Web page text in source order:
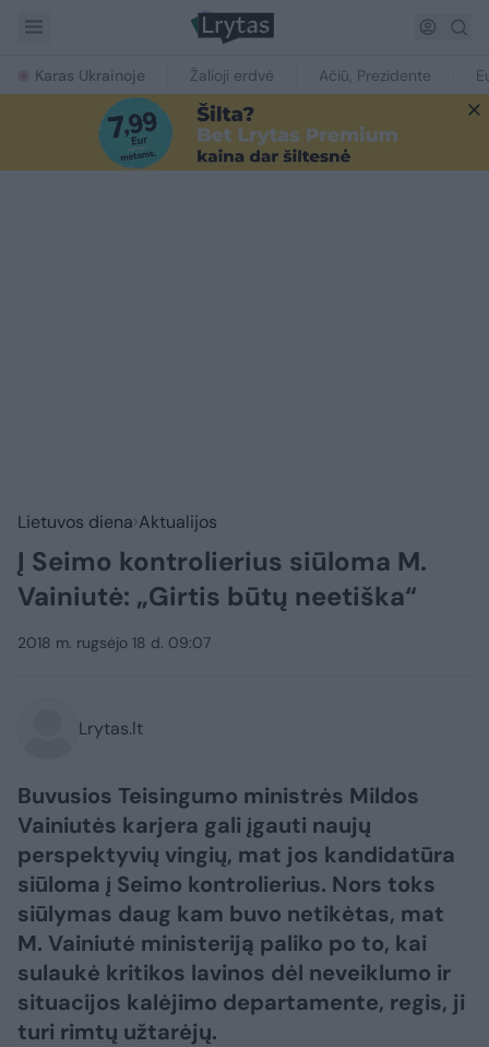
Karas Ukrainoje Žalioji erdvė Ačiū, Prezidente
Lietuvos diena Aktualijos
Į Seimo kontrolierius siūloma M.
Vainiutė: „Girtis būtų neetiška“
2018 m. rugsėjo 18 d. 09:07
Lrytas.lt
Buvusios Teisingumo ministrės Mildos
Vainiutės karjera gali įgauti naujų
perspektyvių vingių, mat jos kandidatūra
siūloma į Seimo kontrolierius. Nors toks
siūlymas daug kam buvo netikėtas, mat
M. Vainiutė ministeriją paliko po to, kai
sulaukė kritikos lavinos dėl neveiklumo ir
situacijos kalėjimo departamente, regis, ji
turi rimtų užtarėjų.